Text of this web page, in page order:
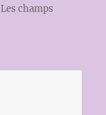
Les champs